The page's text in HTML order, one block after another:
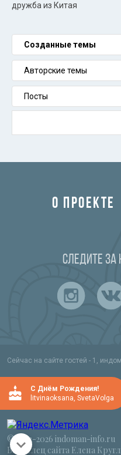
дружба из Китая
Созданные темы
Авторские темы
Посты
О ПРОЕКТЕ
Следите за
Сейчас на сайте гостей - 1,
C Днём Рождения!
litvinaoksana, SvetaVolga
© 2012-2026 indoman-info.ru
Владелец сайта Елена